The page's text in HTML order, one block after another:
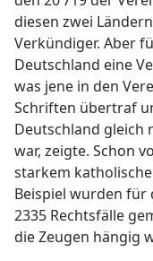
diesen zwei
Verkündiger. Aber
Deutschland eine
was jene in den
Schriften übertraf
Deutschland gleich
war, zeigte. Schon
starkem
Beispiel wurden für
2335 Rechtsfälle
die Zeugen hängig